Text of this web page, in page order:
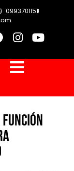
0993701151